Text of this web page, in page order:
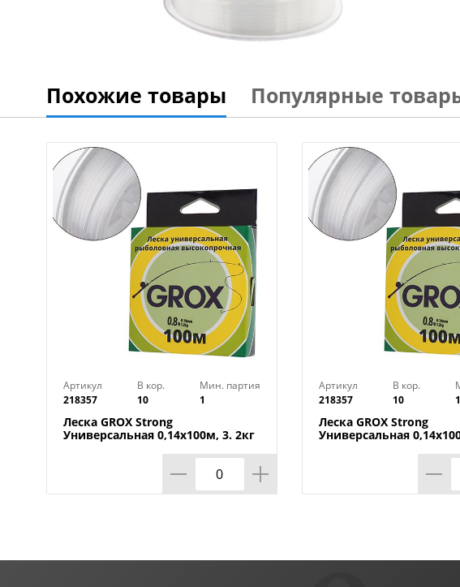
Похожие товары Популярные
Артикул
218357
В кор.
10
Мин. партия
1
Леска GROX Strong
Универсальная 0,14х100м, 3. 2кг
Артикул
218357
В кор.
10
1
Леска GROX Strong
Универсальная